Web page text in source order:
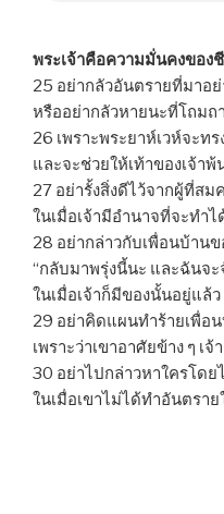
พระเจ้าคือความมั่นคงของ
25 อย่ากลัวอันตรายที่มาอ
หรืออย่ากลัวหายนะที่โถมถ
26 เพราะพระยาห์เวห์จะท
และจะช่วยให้เท้าของเจ้า
27 อย่ารั้งสิ่งดีไว้จากผู้ที่สม
ในเมื่อเจ้ามีอำนาจที่จะทำไ
28 อย่ากล่าวกับเพื่อนบ้านข
“กลับมาพรุ่งนี้นะ และฉันจะ
ในเมื่อเจ้าก็มีของนั้นอยู่แล้ว
29 อย่าคิดแผนทำร้ายเพื่อน
เพราะว่าเขาอาศัยข้าง ๆ เ
30 อย่าไปกล่าวหาใครโดย
ในเมื่อเขาไม่ได้ทำอันตราย